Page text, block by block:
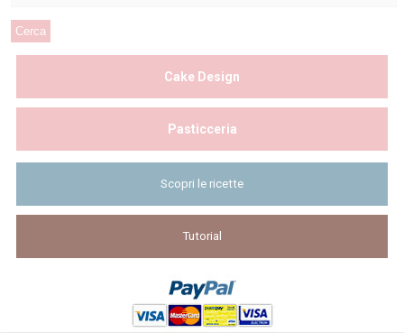
Cake Design
Pasticceria
Scopri le ricette
Tutorial